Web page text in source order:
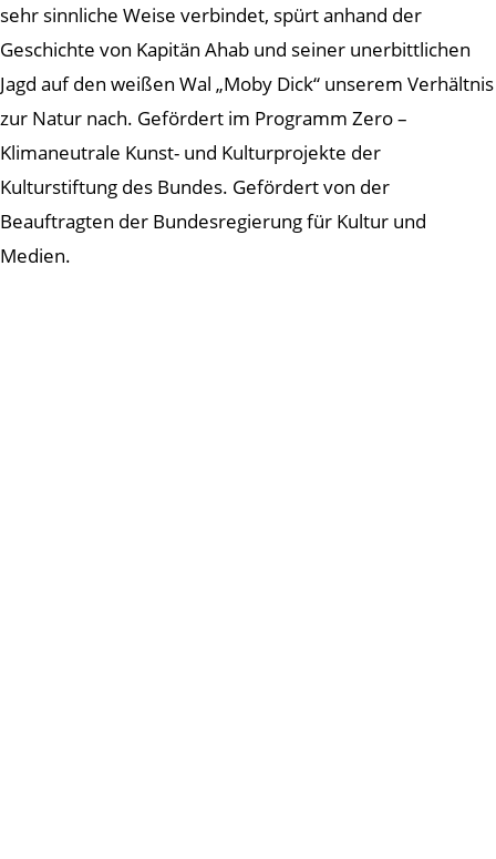
sehr sinnliche Weise verbindet, spürt anhand der
Geschichte von Kapitän Ahab und seiner unerbittlichen
Jagd auf den weißen Wal „Moby Dick“ unserem Verhältnis
zur Natur nach. Gefördert im Programm Zero –
Klimaneutrale Kunst- und Kulturprojekte der
Kulturstiftung des Bundes. Gefördert von der
Beauftragten der Bundesregierung für Kultur und
Medien.